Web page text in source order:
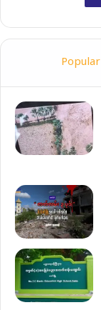
Popular